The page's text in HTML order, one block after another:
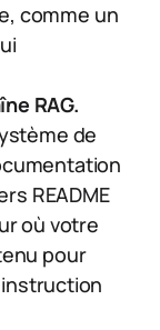
comme un
RAG.
de
README
où votre
pour